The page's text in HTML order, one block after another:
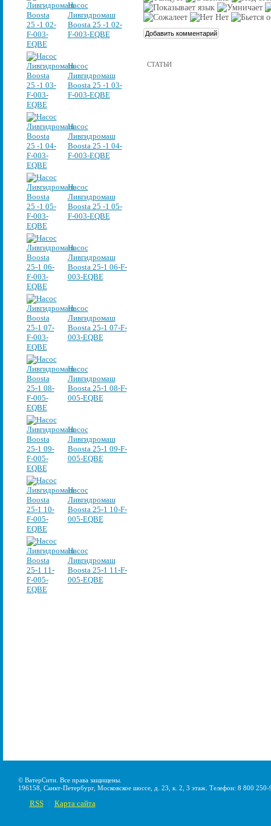
Насос
Ливгидромаш
Boosta 25 -1 02-
F-003-EQBE
Насос
Ливгидромаш
Boosta 25 -1 03-
F-003-EQBE
Насос
Ливгидромаш
Boosta 25 -1 04-
F-003-EQBE
Насос
Ливгидромаш
Boosta 25 -1 05-
F-003-EQBE
Насос
Ливгидромаш
Boosta 25-1 06-F-
003-EQBE
Насос
Ливгидромаш
Boosta 25-1 07-F-
003-EQBE
Насос
Ливгидромаш
Boosta 25-1 08-F-
005-EQBE
Насос
Ливгидромаш
Boosta 25-1 09-F-
005-EQBE
Насос
Ливгидромаш
Boosta 25-1 10-F-
005-EQBE
Насос
Ливгидромаш
Boosta 25-1 11-F-
005-EQBE
СТАТЬИ
© ВатерСити. Все права защищены.
196158, Санкт-Петербург, Московское шоссе, д. 23, к. 2, 3 этаж. Телефон: 8 800
RSS Карта сайта